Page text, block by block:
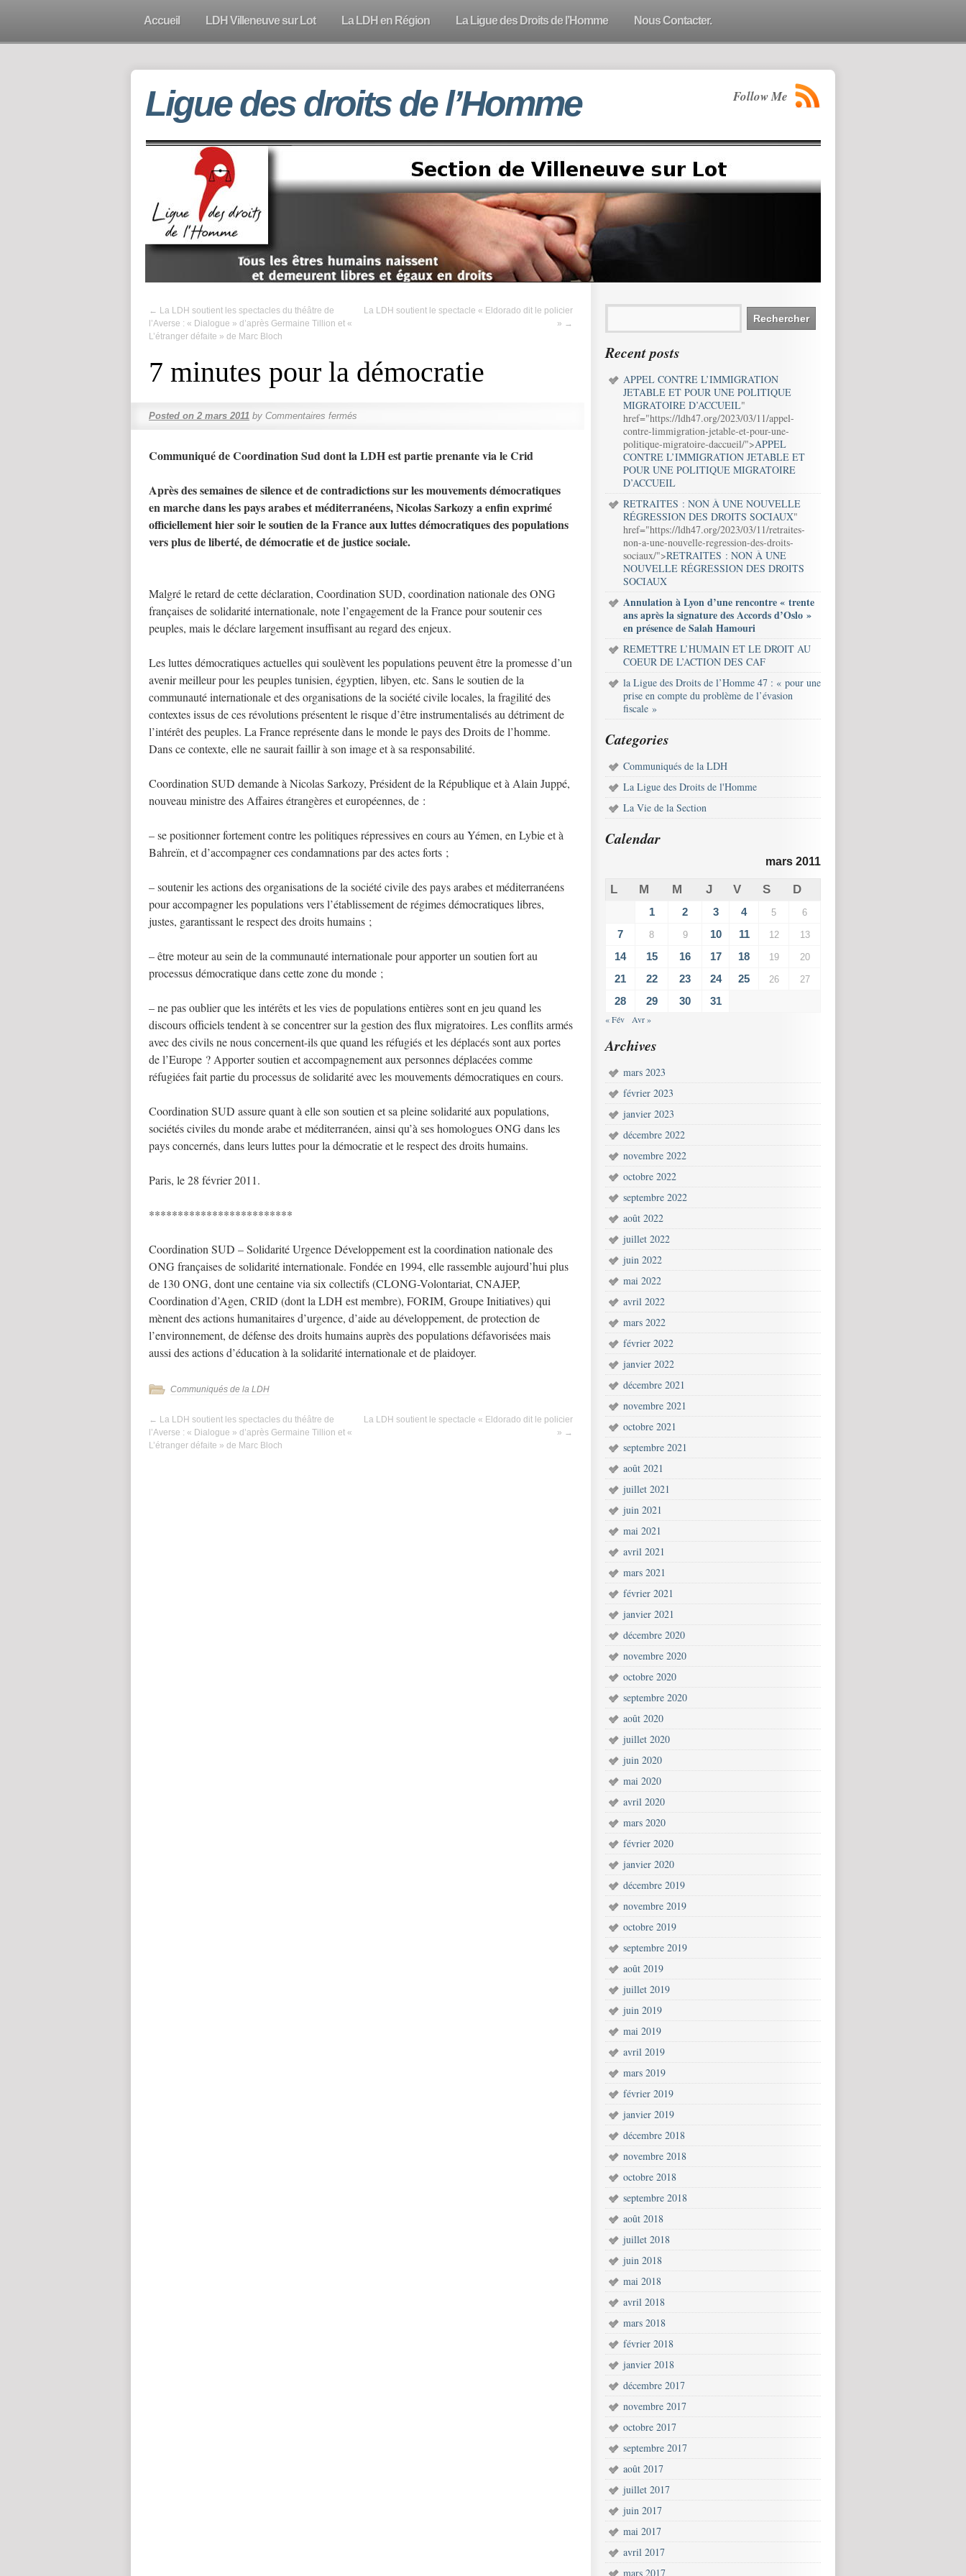
Accueil LDH Villeneuve sur Lot La LDH en Région La Ligue des Droits de l’Homme Nous Contacter.
Ligue des droits de l’Homme Follow Me
← La LDH soutient les spectacles du théâtre de
l’Averse : « Dialogue » d’après Germaine Tillion et «
L’étranger défaite » de Marc Bloch
La LDH soutient le spectacle « Eldorado dit le policier
» →
7 minutes pour la démocratie
Posted on 2 mars 2011 by Commentaires fermés
Communiqué de Coordination Sud dont la LDH est partie prenante via le Crid
Après des semaines de silence et de contradictions sur les mouvements démocratiques
en marche dans les pays arabes et méditerranéens, Nicolas Sarkozy a enfin exprimé
officiellement hier soir le soutien de la France aux luttes démocratiques des populations
vers plus de liberté, de démocratie et de justice sociale.
Malgré le retard de cette déclaration, Coordination SUD, coordination nationale des ONG
françaises de solidarité internationale, note l’engagement de la France pour soutenir ces
peuples, mais le déclare largement insuffisant au regard des enjeux.
Les luttes démocratiques actuelles qui soulèvent les populations peuvent être la promesse d’un
avenir meilleur pour les peuples tunisien, égyptien, libyen, etc. Sans le soutien de la
communauté internationale et des organisations de la société civile locales, la fragilité des
contextes issus de ces révolutions présentent le risque d’être instrumentalisés au détriment de
l’intérêt des peuples. La France représente dans le monde le pays des Droits de l’homme.
Dans ce contexte, elle ne saurait faillir à son image et à sa responsabilité.
Coordination SUD demande à Nicolas Sarkozy, Président de la République et à Alain Juppé,
nouveau ministre des Affaires étrangères et européennes, de :
– se positionner fortement contre les politiques répressives en cours au Yémen, en Lybie et à
Bahreïn, et d’accompagner ces condamnations par des actes forts ;
– soutenir les actions des organisations de la société civile des pays arabes et méditerranéens
pour accompagner les populations vers l’établissement de régimes démocratiques libres,
justes, garantissant le respect des droits humains ;
– être moteur au sein de la communauté internationale pour apporter un soutien fort au
processus démocratique dans cette zone du monde ;
– ne pas oublier que les intérêts et les vies de populations entières sont en jeu quand les
discours officiels tendent à se concentrer sur la gestion des flux migratoires. Les conflits armés
avec des civils ne nous concernent-ils que quand les réfugiés et les déplacés sont aux portes
de l’Europe ? Apporter soutien et accompagnement aux personnes déplacées comme
réfugiées fait partie du processus de solidarité avec les mouvements démocratiques en cours.
Coordination SUD assure quant à elle son soutien et sa pleine solidarité aux populations,
sociétés civiles du monde arabe et méditerranéen, ainsi qu’à ses homologues ONG dans les
pays concernés, dans leurs luttes pour la démocratie et le respect des droits humains.
Paris, le 28 février 2011.
*************************
Coordination SUD – Solidarité Urgence Développement est la coordination nationale des
ONG françaises de solidarité internationale. Fondée en 1994, elle rassemble aujourd’hui plus
de 130 ONG, dont une centaine via six collectifs (CLONG-Volontariat, CNAJEP,
Coordination d’Agen, CRID (dont la LDH est membre), FORIM, Groupe Initiatives) qui
mènent des actions humanitaires d’urgence, d’aide au développement, de protection de
l’environnement, de défense des droits humains auprès des populations défavorisées mais
aussi des actions d’éducation à la solidarité internationale et de plaidoyer.
Communiqués de la LDH
← La LDH soutient les spectacles du théâtre de
l’Averse : « Dialogue » d’après Germaine Tillion et «
L’étranger défaite » de Marc Bloch
La LDH soutient le spectacle « Eldorado dit le policier
» →
Recent posts
APPEL CONTRE L’IMMIGRATION
JETABLE ET POUR UNE POLITIQUE
MIGRATOIRE D’ACCUEIL"
href="https://ldh47.org/2023/03/11/appel-
contre-limmigration-jetable-et-pour-une-
politique-migratoire-daccueil/">APPEL
CONTRE L’IMMIGRATION JETABLE ET
POUR UNE POLITIQUE MIGRATOIRE
D’ACCUEIL
RETRAITES : NON À UNE NOUVELLE
RÉGRESSION DES DROITS SOCIAUX"
href="https://ldh47.org/2023/03/11/retraites-
non-a-une-nouvelle-regression-des-droits-
sociaux/">RETRAITES : NON À UNE
NOUVELLE RÉGRESSION DES DROITS
SOCIAUX
Annulation à Lyon d’une rencontre « trente
ans après la signature des Accords d’Oslo »
en présence de Salah Hamouri
REMETTRE L’HUMAIN ET LE DROIT AU
COEUR DE L’ACTION DES CAF
la Ligue des Droits de l’Homme 47 : « pour une
prise en compte du problème de l’évasion
fiscale »
Categories
Communiqués de la LDH
La Ligue des Droits de l'Homme
La Vie de la Section
Calendar
mars 2011
L M M J V S D
1 2 3 4 5 6
7 8 9 10 11 12 13
14 15 16 17 18 19 20
21 22 23 24 25 26 27
28 29 30 31
« Fév Avr »
Archives
mars 2023
février 2023
janvier 2023
décembre 2022
novembre 2022
octobre 2022
septembre 2022
août 2022
juillet 2022
juin 2022
mai 2022
avril 2022
mars 2022
février 2022
janvier 2022
décembre 2021
novembre 2021
octobre 2021
septembre 2021
août 2021
juillet 2021
juin 2021
mai 2021
avril 2021
mars 2021
février 2021
janvier 2021
décembre 2020
novembre 2020
octobre 2020
septembre 2020
août 2020
juillet 2020
juin 2020
mai 2020
avril 2020
mars 2020
février 2020
janvier 2020
décembre 2019
novembre 2019
octobre 2019
septembre 2019
août 2019
juillet 2019
juin 2019
mai 2019
avril 2019
mars 2019
février 2019
janvier 2019
décembre 2018
novembre 2018
octobre 2018
septembre 2018
août 2018
juillet 2018
juin 2018
mai 2018
avril 2018
mars 2018
février 2018
janvier 2018
décembre 2017
novembre 2017
octobre 2017
septembre 2017
août 2017
juillet 2017
juin 2017
mai 2017
avril 2017
mars 2017